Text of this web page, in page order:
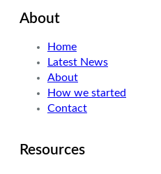
About
Home
Latest News
About
How we started
Contact
Resources